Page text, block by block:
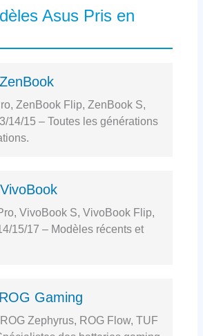
Asus Pris en
ZenBook Flip, ZenBook S,
14/15 – Toutes les générations
VivoBook S, VivoBook Flip,
15/17 – Modèles récents et
Gaming
Zephyrus, ROG Flow, TUF